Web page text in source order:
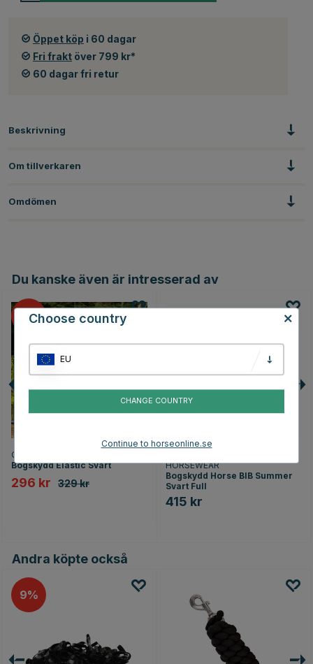
Öppet köp i 60 dagar
Fri frakt över 799 kr*
60 dagar fri retur
Beskrivning
Om tillverkaren
Omdömen
Du kanske även är intresserad av
QHP
Bogskydd Elastic Svart
296 kr 329 kr
HORSEWEAR
Bogskydd Horse BIB Summer
Svart Full
415 kr
Andra köpte också
9
Choose country
EU
CHANGE COUNTRY
Continue to horseonline.se